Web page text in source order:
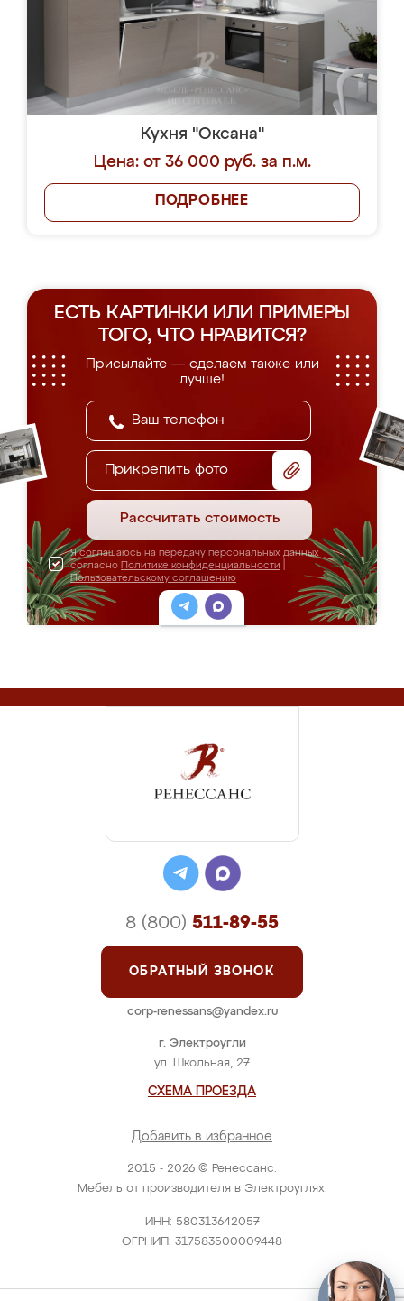
Кухня "Оксана"
Цена: от 36 000 руб. за п.м.
ПОДРОБНЕЕ
ЕСТЬ КАРТИНКИ ИЛИ ПРИМЕРЫ
ТОГО, ЧТО НРАВИТСЯ?
Присылайте — сделаем также или
лучше!
Прикрепить фото
Рассчитать стоимость
Я соглашаюсь на передачу персональных данных
согласно Политике конфиденциальности
Пользовательскому соглашению
2015 - 2026 © Ренессанс.
Мебель от производителя в Электроуглях.
ИНН: 580313642057
ОГРНИП: 317583500009448
г. Электроугли
ул. Школьная, 27
СХЕМА ПРОЕЗДА
Добавить в избранное
8 (800) 511-89-55
ОБРАТНЫЙ ЗВОНОК
corp-renessans@yandex.ru